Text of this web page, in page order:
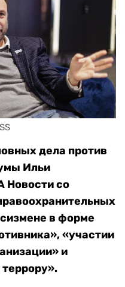
дела против
Ильи
Новости со
в форме
«участии
и